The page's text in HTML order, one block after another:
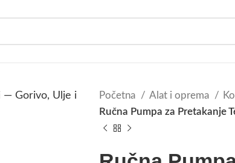
Početna Alat i oprema
Ručna Pumpa za Pretakanje